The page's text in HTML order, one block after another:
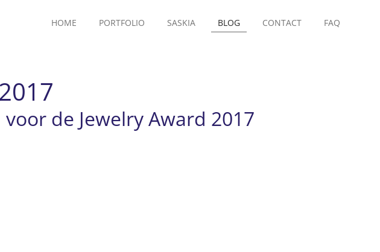
HOME PORTFOLIO SASKIA BLOG CONTACT FAQ
de Jewelry Award 2017